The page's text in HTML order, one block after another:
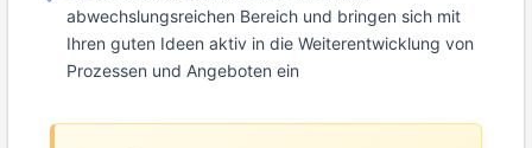
abwechslungsreichen Bereich und bringen sich mit
Ihren guten Ideen aktiv in die Weiterentwicklung von
Prozessen und Angeboten ein